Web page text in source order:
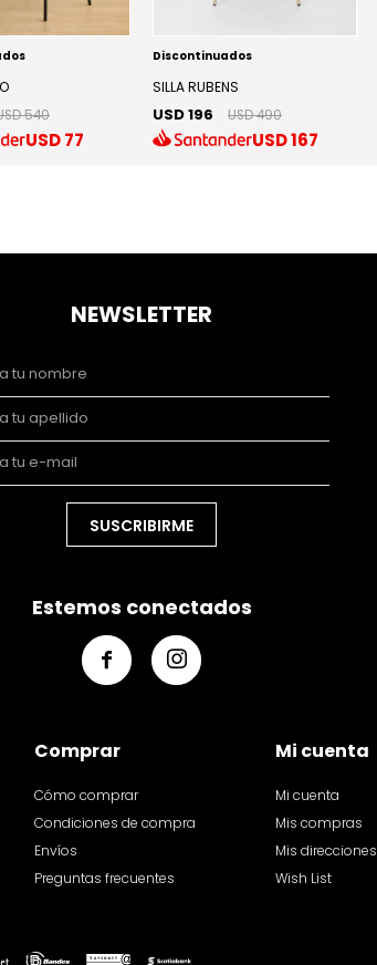
540
USD77
Discontinuados
SILLA RUBENS
USD 196 USD 490
USD167
Comprar
Cómo comprar
Condiciones de compra
Envíos
Preguntas frecuentes
Mi cuenta
Mi cuenta
Mis compras
Mis direcciones
Wish List
NEWSLETTER
SUSCRIBIRME
Estemos conectados
 